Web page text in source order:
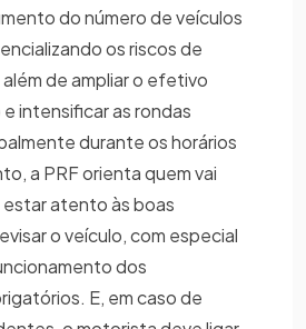
do número de veículos
os riscos de
de ampliar o efetivo
intensificar as rondas
durante os horários
a PRF orienta quem vai
atento às boas
o veículo, com especial
dos
E, em caso de